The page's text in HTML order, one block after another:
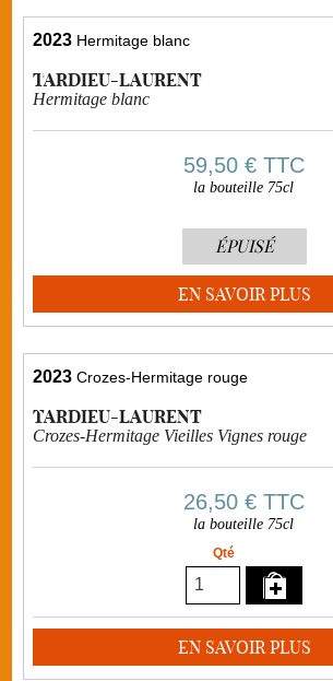
2023 Hermitage blanc
TARDIEU-LAURENT
Hermitage blanc
59,50 €TTC
la bouteille 75cl
ÉPUISÉ
EN SAVOIR PLUS
2023 Crozes-Hermitage rouge
TARDIEU-LAURENT
Crozes-Hermitage Vieilles Vignes rouge
26,50 €TTC
la bouteille 75cl
Qté
EN SAVOIR PLUS